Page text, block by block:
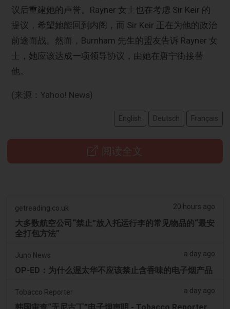
议后重建她的声誉。Rayner 女士也在考虑 Sir Keir 的
提议，希望她能回到内阁，而 Sir Keir 正在为他的政治
前途而战。然而，Burnham 先生的盟友告诉 Rayner 女
士，她应该达成一项领导协议，由她在唐宁街接替
他。
(来源：Yahoo! News)
English Deutsch Français
阅读全文
getreading.co.uk 20 hours ago
大多数航空公司“禁止”放入托运行李的常见物品的“最安
全打包方法”
Juno News a day ago
OP-ED：为什么渥太华不应该禁止含香味的电子烟产品
Tobacco Reporter a day ago